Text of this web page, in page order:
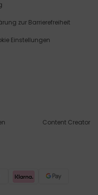
zur Barrierefreiheit
Einstellungen
Content Creator